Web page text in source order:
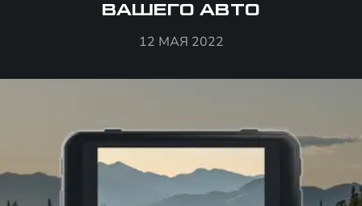
ВАШЕГО АВТО
12 МАЯ 2022